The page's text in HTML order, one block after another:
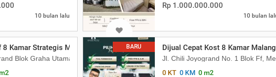
10 bulan lalu
Rp 1.000.000.000
10 bulan
Kamar Strategis Malang Kota dekat UB Harga 1M
Blok Graha Utama A01 No. 146, Merjosari, Kec. Lowokwaru, Kota Malang, Jawa
BARU Dijual Cepat Kost 8 Kamar Malang
Jl. Chili Joyogrand No. 1 Blok Ff,
0 KT 0 KM 0 m2